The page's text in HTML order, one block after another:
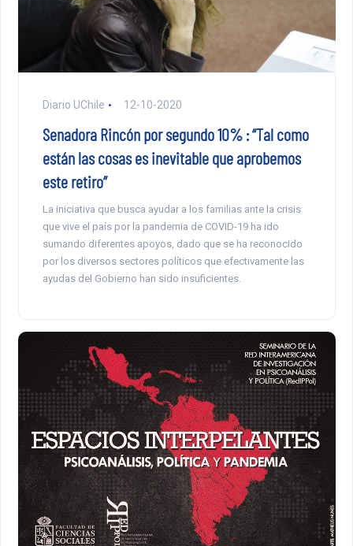
Diario UChile 12-10-2020
Senadora Rincón por segundo 10% : “Tal como
están las cosas es inevitable que aprobemos
este retiro”
La iniciativa que busca ayudar a los familias ante la crisis
que vive el país por la pandemia de COVID-19 ha ido
sumando diferentes apoyos, dado que se ha reconocido
por los diversos sectores políticos que efectivamente las
ayudas del Gobierno han sido insuficientes.